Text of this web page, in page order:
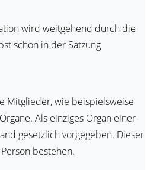
wird weitgehend durch die
schon in der Satzung
Mitglieder, wie beispielsweise
Als einziges Organ einer
gesetzlich vorgegeben. Dieser
bestehen.